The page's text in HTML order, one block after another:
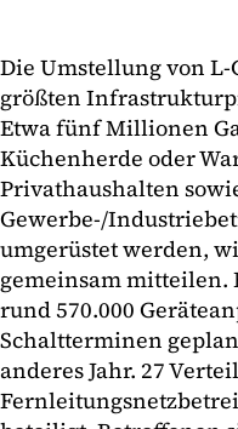
Die Umstellung von L-
größten
Etwa fünf Millionen
Küchenherde oder
Privathaushalten
Gewerbe-/
umgerüstet werden,
gemeinsam mitteilen.
rund 570.000
Schaltterminen
anderes Jahr. 27